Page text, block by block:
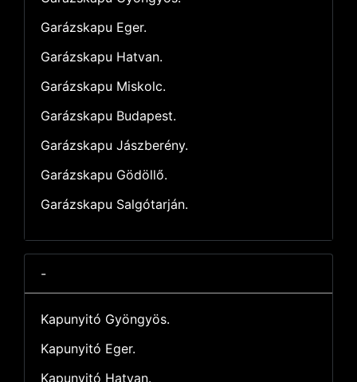
Garázskapu Eger.
Garázskapu Hatvan.
Garázskapu Miskolc.
Garázskapu Budapest.
Garázskapu Jászberény.
Garázskapu Gödöllő.
Garázskapu Salgótarján.
-
Kapunyitó Gyöngyös.
Kapunyitó Eger.
Kapunyitó Hatvan.